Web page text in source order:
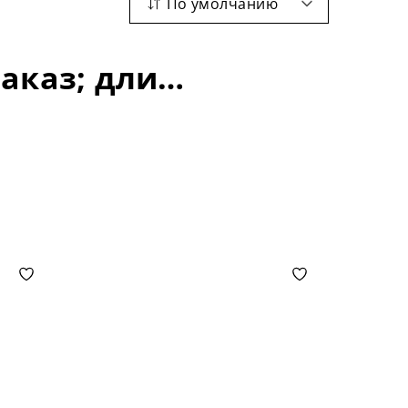
Кухонные комплекты: цвет-тонировка под заказ; длина столешни-1200 мм;